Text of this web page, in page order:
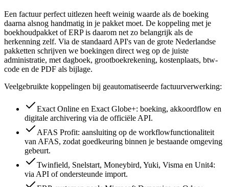
Een factuur perfect uitlezen heeft weinig waarde als de boeking
daarna alsnog handmatig in je pakket moet. De koppeling met je
boekhoudpakket of ERP is daarom net zo belangrijk als de
herkenning zelf. Via de standaard API's van de grote Nederlandse
pakketten schrijven we boekingen direct weg op de juiste
administratie, met dagboek, grootboekrekening, kostenplaats, btw-
code en de PDF als bijlage.
Veelgebruikte koppelingen bij geautomatiseerde factuurverwerking:
Exact Online en Exact Globe+: boeking, akkoordflow en
digitale archivering via de officiële API.
AFAS Profit: aansluiting op de workflowfunctionaliteit
van AFAS, zodat goedkeuring binnen je bestaande omgeving
gebeurt.
Twinfield, Snelstart, Moneybird, Yuki, Visma en Unit4:
via API of ondersteunde import.